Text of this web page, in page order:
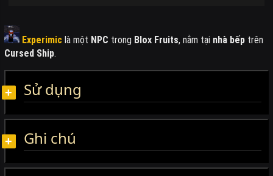
Experimiclà một NPC trong Blox Fruits, nằm tại nhà bếptrên
Cursed Ship.
Sử dụng
Ghi chú